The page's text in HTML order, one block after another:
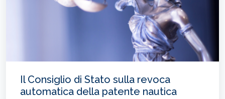
Il Consiglio di Stato sulla revoca
automatica della patente nautica